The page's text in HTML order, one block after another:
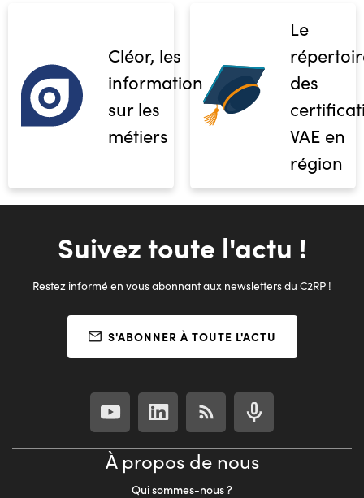
Cléor, les
informations
sur les
métiers
Le
des
VAE en
région
Suivez toute l'actu !
Restez informé en vous abonnant aux newsletters du C2RP !
S'ABONNER À TOUTE L'ACTU
À propos de nous
Qui sommes-nous ?